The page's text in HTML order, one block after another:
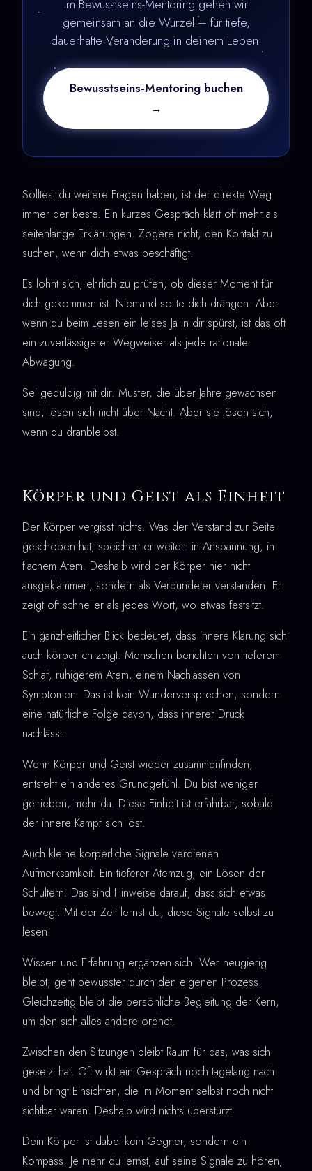
Im Bewusstseins-Mentoring gehen wir
gemeinsam an die Wurzel – für tiefe,
dauerhafte Veränderung in deinem Leben.
Bewusstseins-Mentoring buchen
→
Solltest du weitere Fragen haben, ist der direkte Weg
immer der beste. Ein kurzes Gespräch klärt oft mehr als
seitenlange Erklärungen. Zögere nicht, den Kontakt zu
suchen, wenn dich etwas beschäftigt.
Es lohnt sich, ehrlich zu prüfen, ob dieser Moment für
dich gekommen ist. Niemand sollte dich drängen. Aber
wenn du beim Lesen ein leises Ja in dir spürst, ist das oft
ein zuverlässigerer Wegweiser als jede rationale
Abwägung.
Sei geduldig mit dir. Muster, die über Jahre gewachsen
sind, lösen sich nicht über Nacht. Aber sie lösen sich,
wenn du dranbleibst.
Körper und Geist als Einheit
Der Körper vergisst nichts. Was der Verstand zur Seite
geschoben hat, speichert er weiter: in Anspannung, in
flachem Atem. Deshalb wird der Körper hier nicht
ausgeklammert, sondern als Verbündeter verstanden. Er
zeigt oft schneller als jedes Wort, wo etwas festsitzt.
Ein ganzheitlicher Blick bedeutet, dass innere Klärung sich
auch körperlich zeigt. Menschen berichten von tieferem
Schlaf, ruhigerem Atem, einem Nachlassen von
Symptomen. Das ist kein Wunderversprechen, sondern
eine natürliche Folge davon, dass innerer Druck
nachlässt.
Wenn Körper und Geist wieder zusammenfinden,
entsteht ein anderes Grundgefühl. Du bist weniger
getrieben, mehr da. Diese Einheit ist erfahrbar, sobald
der innere Kampf sich löst.
Auch kleine körperliche Signale verdienen
Aufmerksamkeit. Ein tieferer Atemzug, ein Lösen der
Schultern: Das sind Hinweise darauf, dass sich etwas
bewegt. Mit der Zeit lernst du, diese Signale selbst zu
lesen.
Wissen und Erfahrung ergänzen sich. Wer neugierig
bleibt, geht bewusster durch den eigenen Prozess.
Gleichzeitig bleibt die persönliche Begleitung der Kern,
um den sich alles andere ordnet.
Zwischen den Sitzungen bleibt Raum für das, was sich
gesetzt hat. Oft wirkt ein Gespräch noch tagelang nach
und bringt Einsichten, die im Moment selbst noch nicht
sichtbar waren. Deshalb wird nichts überstürzt.
Dein Körper ist dabei kein Gegner, sondern ein
Kompass. Je mehr du lernst, auf seine Signale zu hören,